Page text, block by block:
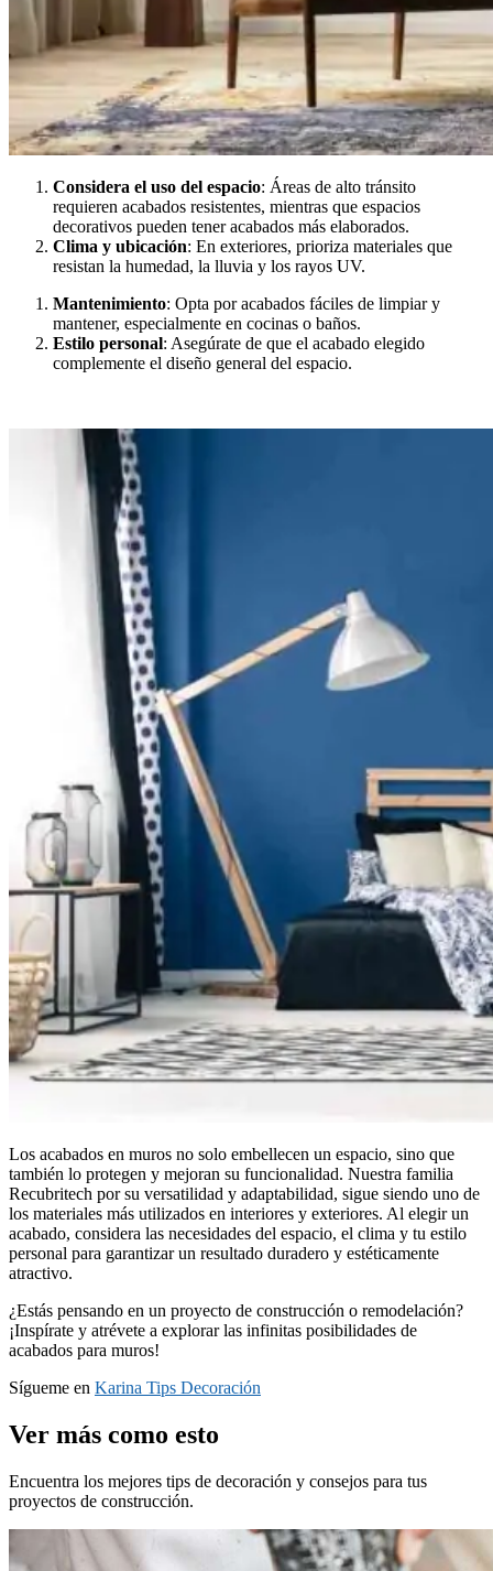
Considera el uso del espacio: Áreas de alto tránsito
requieren acabados resistentes, mientras que espacios
decorativos pueden tener acabados más elaborados.
Clima y ubicación: En exteriores, prioriza materiales que
resistan la humedad, la lluvia y los rayos UV.
Mantenimiento: Opta por acabados fáciles de limpiar y
mantener, especialmente en cocinas o baños.
Estilo personal: Asegúrate de que el acabado elegido
complemente el diseño general del espacio.
Los acabados en muros no solo embellecen un espacio, sino que
también lo protegen y mejoran su funcionalidad. Nuestra familia
Recubritech por su versatilidad y adaptabilidad, sigue siendo uno de
los materiales más utilizados en interiores y exteriores. Al elegir un
acabado, considera las necesidades del espacio, el clima y tu estilo
personal para garantizar un resultado duradero y estéticamente
atractivo.
¿Estás pensando en un proyecto de construcción o remodelación?
¡Inspírate y atrévete a explorar las infinitas posibilidades de
acabados para muros!
Sígueme en Karina Tips Decoración
Ver más como esto
Encuentra los mejores tips de decoración y consejos para tus
proyectos de construcción.